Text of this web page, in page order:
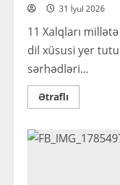
31 İyul 2026
11 Xalqları
dil xüsusi yer
sərhədləri...
ƏtraflıRead
more
Hüseynli
yazır: